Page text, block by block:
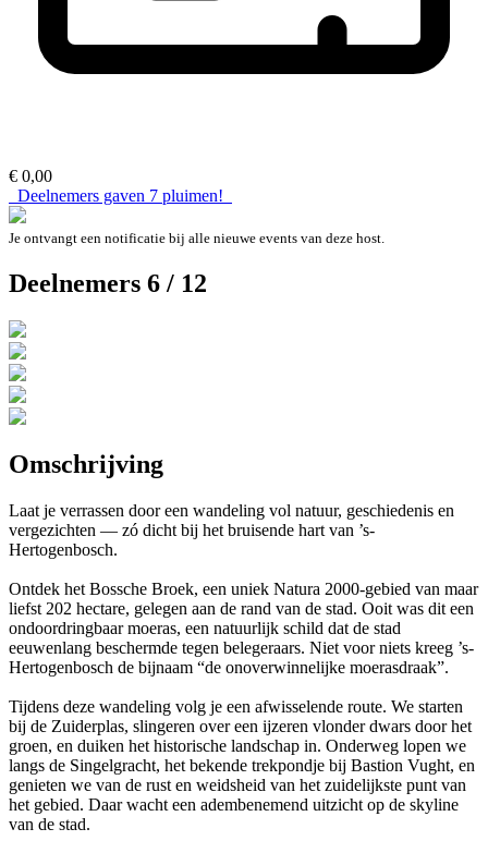
€ 0,00
Deelnemers gaven 7 pluimen!
Je ontvangt een notificatie bij alle nieuwe events van deze host.
Deelnemers 6 / 12
Omschrijving
Laat je verrassen door een wandeling vol natuur, geschiedenis en
vergezichten — zó dicht bij het bruisende hart van ’s-
Hertogenbosch.
Ontdek het Bossche Broek, een uniek Natura 2000-gebied van maar
liefst 202 hectare, gelegen aan de rand van de stad. Ooit was dit een
ondoordringbaar moeras, een natuurlijk schild dat de stad
eeuwenlang beschermde tegen belegeraars. Niet voor niets kreeg ’s-
Hertogenbosch de bijnaam “de onoverwinnelijke moerasdraak”.
Tijdens deze wandeling volg je een afwisselende route. We starten
bij de Zuiderplas, slingeren over een ijzeren vlonder dwars door het
groen, en duiken het historische landschap in. Onderweg lopen we
langs de Singelgracht, het bekende trekpondje bij Bastion Vught, en
genieten we van de rust en weidsheid van het zuidelijkste punt van
het gebied. Daar wacht een adembenemend uitzicht op de skyline
van de stad.